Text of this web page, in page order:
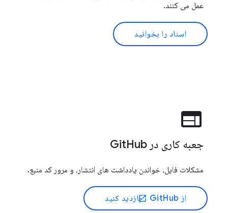
عمل می کنند.
اسناد را بخوانید
web
جعبه کاری در GitHub
مشکلات فایل، خواندن یادداشت های انتشار، و مرور کد منبع.
از GitHub open_in_new
بازدید کنید